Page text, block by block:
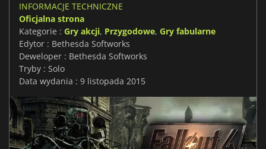
INFORMACJE TECHNICZNE
Oficjalna strona
Kategorie : Gry akcji, Przygodowe, Gry fabularne
Edytor : Bethesda Softworks
Deweloper : Bethesda Softworks
Tryby : Solo
Data wydania : 9 listopada 2015